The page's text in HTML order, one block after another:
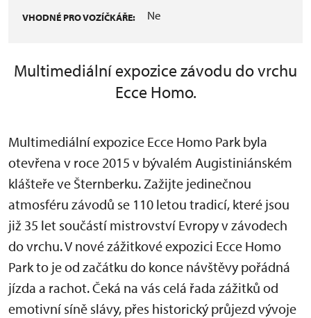
VHODNÉ PRO VOZÍČKÁŘE: Ne
Multimediální expozice závodu do vrchu
Ecce Homo.
Multimediální expozice Ecce Homo Park byla
otevřena v roce 2015 v bývalém Augistiniánském
klášteře ve Šternberku. Zažijte jedinečnou
atmosféru závodů se 110 letou tradicí, které jsou
již 35 let součástí mistrovství Evropy v závodech
do vrchu. V nové zážitkové expozici Ecce Homo
Park to je od začátku do konce návštěvy pořádná
jízda a rachot. Čeká na vás celá řada zážitků od
emotivní síně slávy, přes historický průjezd vývoje